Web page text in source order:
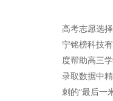
高考志愿选
宁铭榜科技
度帮助高三
录取数据中
刺的“最后一